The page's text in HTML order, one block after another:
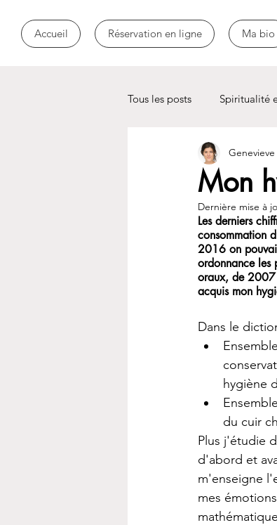
Accueil Réservation en ligne Ma bio
Tous les posts Spiritualité
Toxicomanie
Mon
Dernière mise à
Les derniers
consommation
2016 on
ordonnance les
oraux, de 2007
acquis mon
Dans le
hygiène
du cuir
Plus j'étudie
d'abord et
m'enseigne
mes